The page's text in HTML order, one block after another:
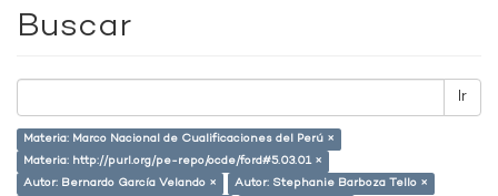
Buscar
Ir
Materia: Marco Nacional de Cualificaciones del Perú ×
Materia: http://purl.org/pe-repo/ocde/ford#5.03.01 ×
Autor: Bernardo García Velando ×
Autor: Stephanie Barboza Tello ×